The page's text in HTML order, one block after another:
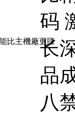
能比主機廠更賺